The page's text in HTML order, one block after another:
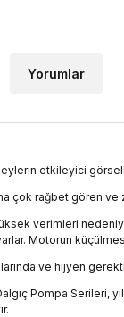
Yorumlar
etkileyici
çok rağbet gören ve
verimleri
Motorun
ve hijyen
Pompa Serileri,